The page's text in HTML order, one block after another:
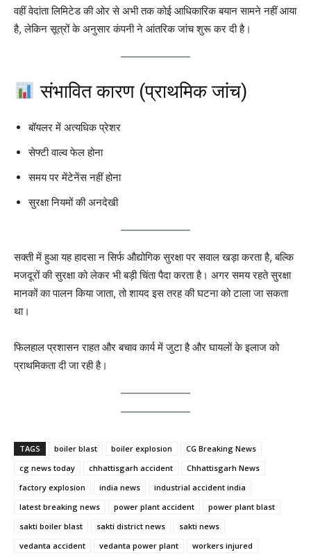
वहीं वेदांता लिमिटेड की ओर से अभी तक कोई आधिकारिक बयान सामने नहीं आया
है, लेकिन सूत्रों के अनुसार कंपनी ने आंतरिक जांच शुरू कर दी है।
संभावित कारण (प्राथमिक जांच)
बॉयलर में अत्यधिक प्रेशर
सेफ्टी वाल्व फेल होना
समय पर मेंटेनेंस नहीं होना
सुरक्षा नियमों की अनदेखी
सक्ती में हुआ यह हादसा न सिर्फ औद्योगिक सुरक्षा पर सवाल खड़ा करता है, बल्कि
मजदूरों की सुरक्षा को लेकर भी बड़ी चिंता पैदा करता है। अगर समय रहते सुरक्षा
मानकों का पालन किया जाता, तो शायद इस तरह की घटना को टाला जा सकता
था।
फिलहाल प्रशासन राहत और बचाव कार्य में जुटा है और घायलों के इलाज को
प्राथमिकता दी जा रही है।
TAGS boiler blast boiler explosion
CG Breaking News
cg news today
chhattisgarh accident
Chhattisgarh News
factory explosion
india news
industrial accident india
latest breaking news
power plant accident
power plant blast
sakti boiler blast
sakti district news
sakti news
vedanta accident
vedanta power plant
workers injured